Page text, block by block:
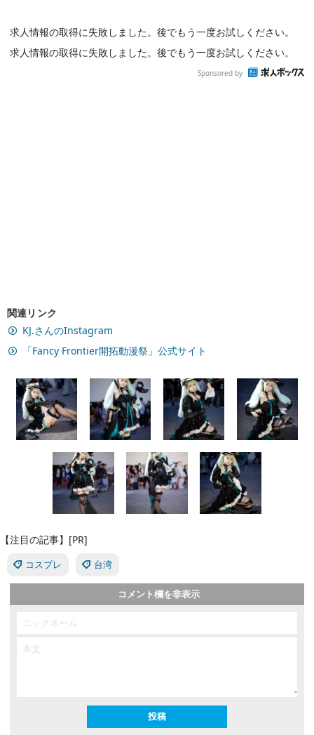
求人情報の取得に失敗しました。後でもう一度お試しください。
求人情報の取得に失敗しました。後でもう一度お試しください。
Sponsored by
関連リンク
KJ.さんのInstagram
「Fancy Frontier開拓動漫祭」公式サイト
【注目の記事】[PR]
コスプレ 台湾
コメント欄を非表示